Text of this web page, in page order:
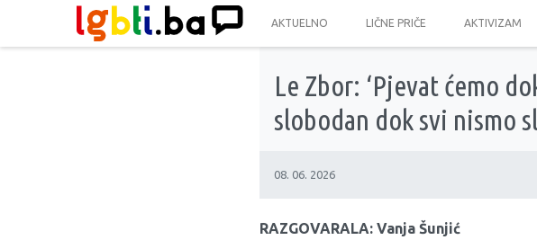
AKTUELNO LIČNE PRIČE AKTIVIZAM
Le Zbor: ‘Pjevat ćemo
slobodan dok svi nismo
08. 06. 2026
RAZGOVARALA: Vanja Šunjić